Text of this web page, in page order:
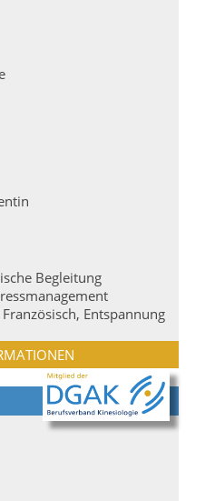
Begleitung
Entspannung